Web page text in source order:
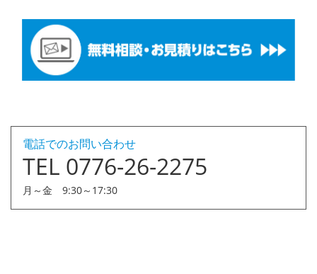
電話でのお問い合わせ
TEL 0776-26-2275
月～金 9:30～17:30